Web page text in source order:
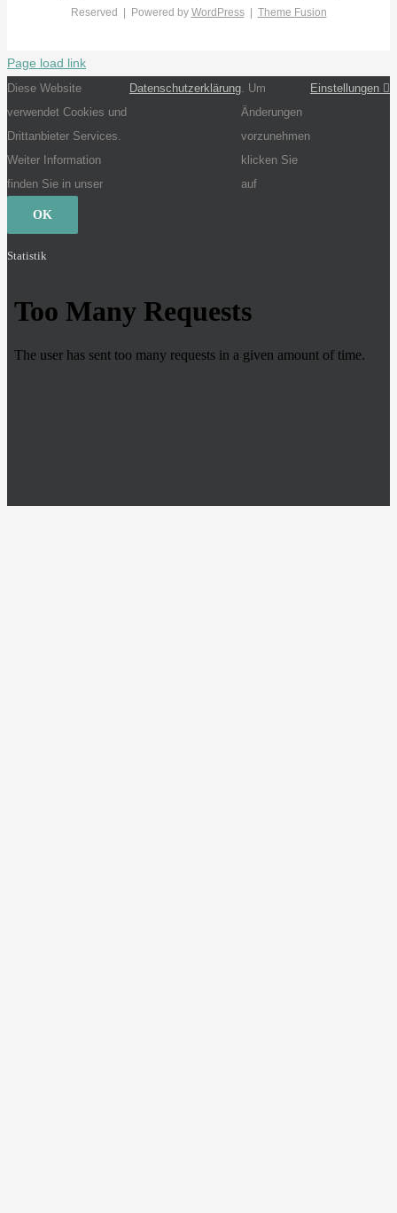
Reserved | Powered by WordPress| Theme Fusion
Page load link
Diese Website
verwendet Cookies und
Drittanbieter Services.
Weiter Information
finden Sie in unser
Datenschutzerklärung. Um
Änderungen
vorzunehmen
klicken Sie
auf
Einstellungen
OK
Statistik